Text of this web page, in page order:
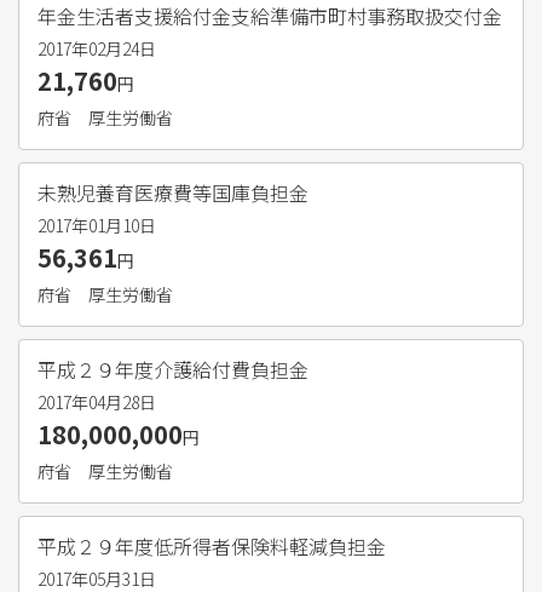
年金生活者支援給付金支給準備市町村事務取扱交付金
2017年02月24日
21,760円
府省
厚生労働省
未熟児養育医療費等国庫負担金
2017年01月10日
56,361円
府省
厚生労働省
平成２９年度介護給付費負担金
2017年04月28日
180,000,000円
府省
厚生労働省
平成２９年度低所得者保険料軽減負担金
2017年05月31日